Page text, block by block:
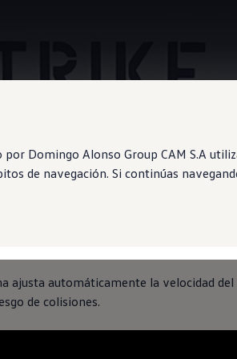
Domingo Alonso Group CAM S.A
de navegación. Si continúas
ajusta automáticamente la velocidad
de colisiones.